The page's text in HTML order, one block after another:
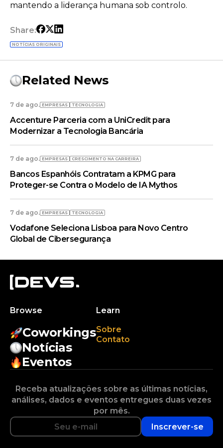
mantendo a liderança humana sob controlo.
Share:
NOTÍCIAS ORIGINAIS
Related News
7 de ago. EMPRESAS TECNOLOGIA
Accenture Parceria com a UniCredit para
Modernizar a Tecnologia Bancária
7 de ago. EMPRESAS CRESCIMENTO NA CARREIRA
Bancos Espanhóis Contratam a KPMG para
Proteger-se Contra o Modelo de IA Mythos
7 de ago. EMPRESAS TECNOLOGIA
Vodafone Seleciona Lisboa para Novo Centro
Global de Cibersegurança
Browse
Coworkings
Notícias
Eventos
Learn
Sobre
Contato
Receba atualizações sobre as últimas notícias,
análises, dados e eventos entregues duas vezes
por mês.
Inscrever-se